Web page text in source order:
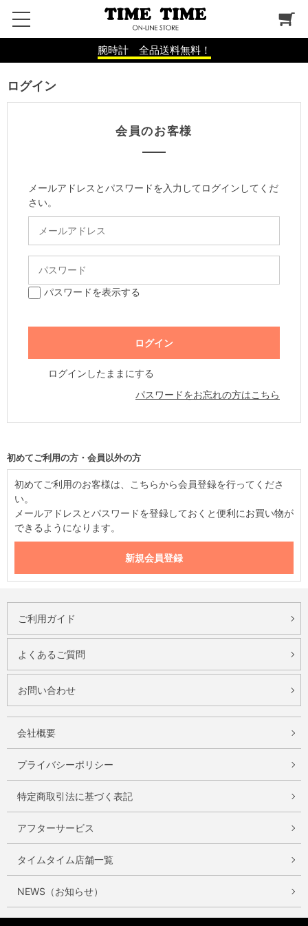
腕時計 全品送料無料！
ログイン
会員のお客様
メールアドレスとパスワードを入力してログインしてくだ
さい。
パスワードを表示する
ログインしたままにする
パスワードをお忘れの方はこちら
初めてご利用の方・会員以外の方
初めてご利用のお客様は、こちらから会員登録を行ってくださ
い。
メールアドレスとパスワードを登録しておくと便利にお買い物が
できるようになります。
ご利用ガイド
よくあるご質問
お問い合わせ
会社概要
プライバシーポリシー
特定商取引法に基づく表記
アフターサービス
タイムタイム店舗一覧
NEWS（お知らせ）